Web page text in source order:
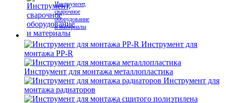
Инструмент,
сварочное
оборудование
и материалы
Инструмент для
монтажа PP-R
Инструмент для монтажа металлопластика
Инструмент для
монтажа радиаторов